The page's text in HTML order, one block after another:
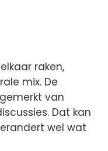
raken,
mix. De
van
Dat kan
wel wat